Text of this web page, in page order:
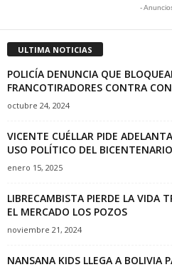
-
ULTIMA NOTICIAS
POLICÍA DENUNCIA QUE
FRANCOTIRADORES CONTRA
octubre 24, 2024
VICENTE CUÉLLAR PIDE
USO POLÍTICO DEL BICENTENARIO
enero 15, 2025
LIBRECAMBISTA PIERDE LA VIDA
EL MERCADO LOS POZOS
noviembre 21, 2024
NANSANA KIDS LLEGA A BOLIVIA